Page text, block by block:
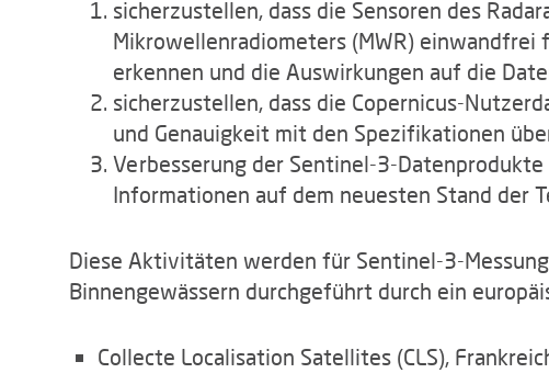
sicherzustellen, dass die Sensoren des
Mikrowellenradiometers (MWR)
erkennen und die Auswirkungen auf die
sicherzustellen, dass die Copernicus-
und Genauigkeit mit den Spezifikationen
Verbesserung der Sentinel-3-
Informationen auf dem neuesten Stand der
Diese Aktivitäten werden für Sentinel-3-
Binnengewässern durchgeführt durch ein
Collecte Localisation Satellites (CLS),